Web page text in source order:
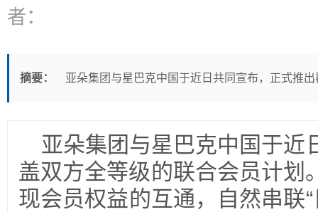
者：
摘要： 亚朵集团与星巴克中国于近日共同宣布，正式推
亚朵集团与星巴克中国于近
盖双方全等级的联合会员计划
现会员权益的互通，自然串联